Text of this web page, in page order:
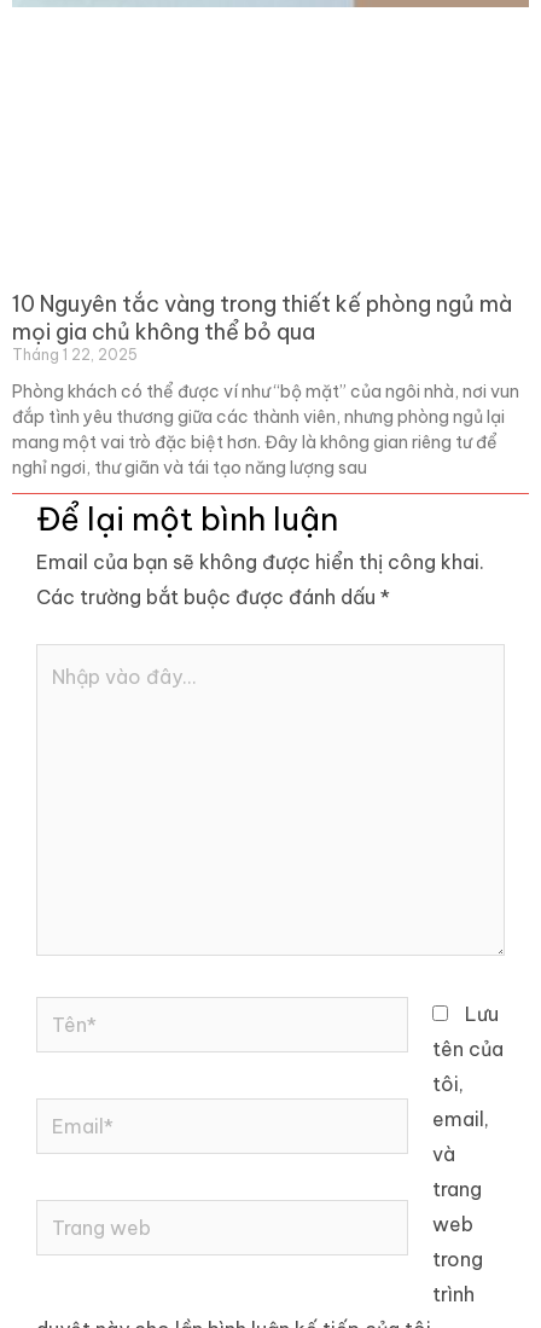
10 Nguyên tắc vàng trong thiết kế phòng ngủ mà
mọi gia chủ không thể bỏ qua
Tháng 1 22, 2025
Phòng khách có thể được ví như “bộ mặt” của ngôi nhà, nơi vun
đắp tình yêu thương giữa các thành viên, nhưng phòng ngủ lại
mang một vai trò đặc biệt hơn. Đây là không gian riêng tư để
nghỉ ngơi, thư giãn và tái tạo năng lượng sau
Để lại một bình luận
Email của bạn sẽ không được hiển thị công khai.
Các trường bắt buộc được đánh dấu *
Tên*
Email*
Trang
web
Lưu
tên của
tôi,
email,
và
trang
web
trong
trình